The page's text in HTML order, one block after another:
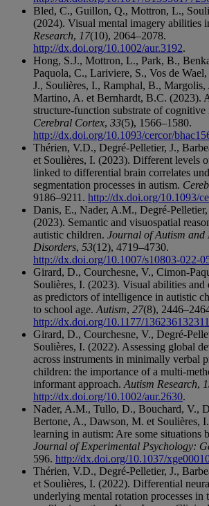
Bled, C., Guillon, Q., Mottron, L.,
(2024). Visual mental imagery abilities
Research, 17(10), 2064–2078.
http://dx.doi.org/10.1002/aur.3192.
Hong, S.J., Mottron, L., Park, B.,
Paquola, C., Lariviere, S., Vos de
J., Soulières, I., Ramphal, B.,
Martino, A. et Bernhardt, B.C. (2023).
structure-function substrate of cognitive
Cerebral Cortex, 33(5), 1566–1580.
http://dx.doi.org/10.1093/cercor/
Thérien, V.D., Degré-Pelletier, J.,
et Soulières, I. (2023). Different levels
linked to differential brain correlates
segmentation processes in autism.
9186–9211. http://dx.doi.org/10.1093/
Danis, E., Nader, A.M., Degré-Pelletier,
(2023). Semantic and visuospatial
autistic children. Journal of Autism and
Disorders, 53(12), 4719–4730.
http://dx.doi.org/10.1007/s10803-022-
Girard, D., Courchesne, V., Cimon-
Soulières, I. (2023). Visual abilities
as predictors of intelligence in autistic
to school age. Autism, 27(8),
http://dx.doi.org/10.1177/
Girard, D., Courchesne, V., Degré-
Soulières, I. (2022). Assessing global
across instruments in minimally verbal
children: the importance of a multi-
informant approach. Autism Research,
http://dx.doi.org/10.1002/aur.2630.
Nader, A.M., Tullo, D., Bouchard, V.,
Bertone, A., Dawson, M. et Soulières,
learning in autism: Are some situations
Journal of Experimental Psychology:
596. http://dx.doi.org/10.1037/
Thérien, V.D., Degré-Pelletier, J.,
et Soulières, I. (2022). Differential
underlying mental rotation processes